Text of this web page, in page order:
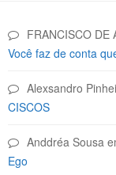
FRANCISCO DE
Você faz de conta
Alexsandro
CISCOS
Anddréa Sousa
Ego